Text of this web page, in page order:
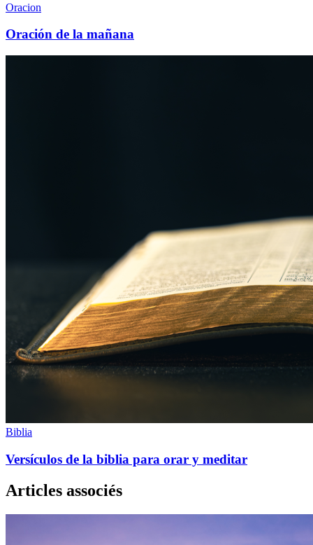
Oracion
Oración de la mañana
Biblia
Versículos de la biblia para orar y meditar
Articles associés